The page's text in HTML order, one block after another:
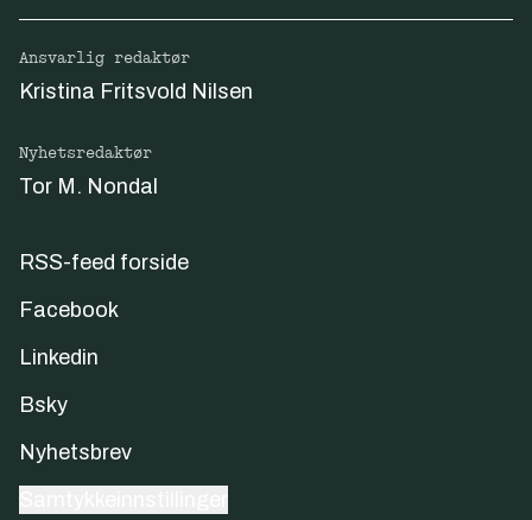
Ansvarlig redaktør
Kristina Fritsvold Nilsen
Nyhetsredaktør
Tor M. Nondal
RSS-feed forside
Facebook
Linkedin
Bsky
Nyhetsbrev